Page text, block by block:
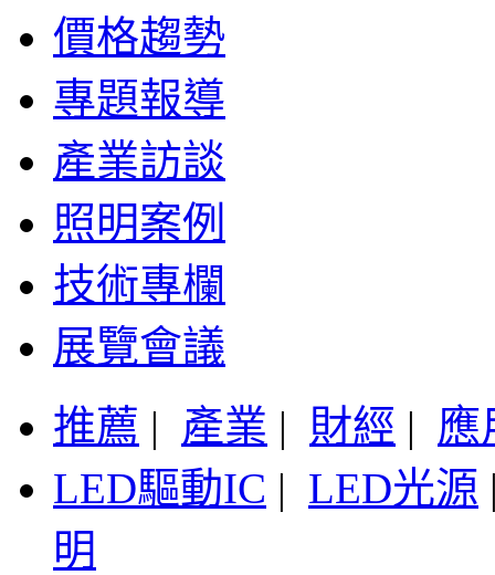
價格趨勢
專題報導
產業訪談
照明案例
技術專欄
展覽會議
推薦 | 產業 | 財經 | 應
LED驅動IC | LED光源
明